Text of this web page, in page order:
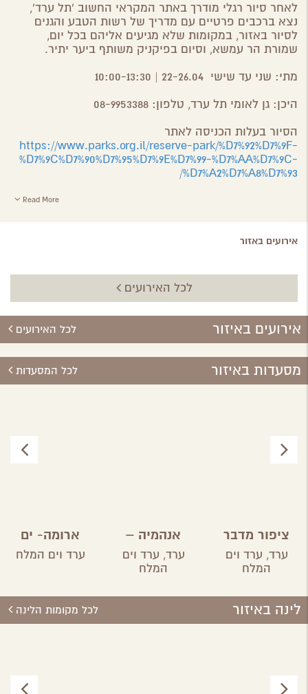
לאחר סיור רגלי מודרך באתר המקראי החשוב 'תל ערד',
נצא ברכבים פרטיים עם מדריך של רשות הטבע והגנים
לסיור באזור, במקומות שלא מגיעים אליהם בכל יום,
שמורת הר עמשא, וסיום בפיקניק משותף ביער יתיר.
מתי: שני עד שישי 22-26.04 | 10:00-13:30
היכן: גן לאומי תל ערד, טלפון: 08-9953388
הסיור בעלות הכניסה לאתר
https://www.parks.org.il/reserve-park/%D7%92%D7%9F-
%D7%9C%D7%90%D7%95%D7%9E%D7%99-%D7%AA%D7%9C-
%D7%A2%D7%A8%D7%93/
Read More
אירועים באזור
לכל האירועים
אירועים באיזור לכל האירועים
מסעדות באיזור לכל המסעדות
ציפור מדבר
ערד, ערד וים
המלח
אנהמיה –
מטבח ביתי
מקומי
ערד, ערד וים
המלח
ארומה- ים
המלח
ערד וים המלח
לינה באיזור לכל מקומות הלינה